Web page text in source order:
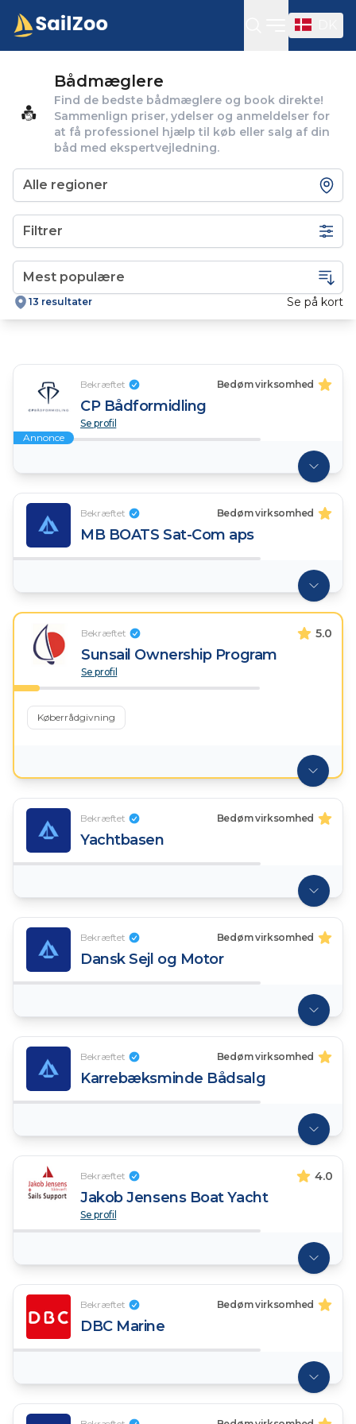
Open
Bådmæglere
Find de bedste bådmæglere og book direkte!
Sammenlign priser, ydelser og anmeldelser for
at få professionel hjælp til køb eller salg af din
båd med ekspertvejledning.
Filtrer
13 resultater Se på kort
Bekræftet Bedøm virksomhed
CP Bådformidling
Se profil
Annonce
Bekræftet Bedøm virksomhed
MB BOATS Sat-Com aps
Bekræftet 5.0
Sunsail Ownership Program
Se profil
Køberrådgivning
Bekræftet Bedøm virksomhed
Yachtbasen
Bekræftet Bedøm virksomhed
Dansk Sejl og Motor
Bekræftet Bedøm virksomhed
Karrebæksminde Bådsalg
Bekræftet 4.0
Jakob Jensens Boat Yacht
Se profil
Bekræftet Bedøm virksomhed
DBC Marine